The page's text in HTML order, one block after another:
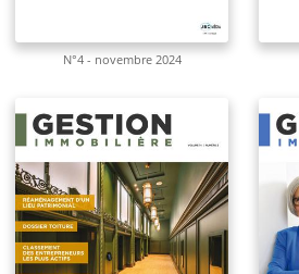
N°4 - novembre 2024